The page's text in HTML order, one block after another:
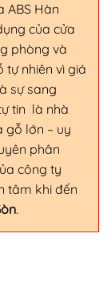
ABS Hàn
của cửa
phòng và
tự nhiên vì giá
sự sang
tin là nhà
gỗ lớn – uy
phân
công ty
tâm khi đến
.
lượng